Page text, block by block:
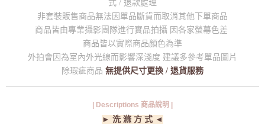
式 / 退款處理
非套裝販售商品無法因單品斷貨而取消其他下單商品
商品皆由專業攝影團隊進行實品拍攝 因各家螢幕色差
商品皆以實際商品顏色為準
外拍會因為室內外光線而影響深淺度 建議多參考單品圖片
除瑕疵商品 無提供尺寸更換 / 退貨服務
| Descriptions 商品說明 |
► 洗 滌 方 式 ◄